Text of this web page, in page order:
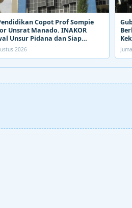
Copot Prof Sompie
Unsrat Manado. INAKOR
Unsur Pidana dan Siap
Busuk di Suksesi Rektor
2026